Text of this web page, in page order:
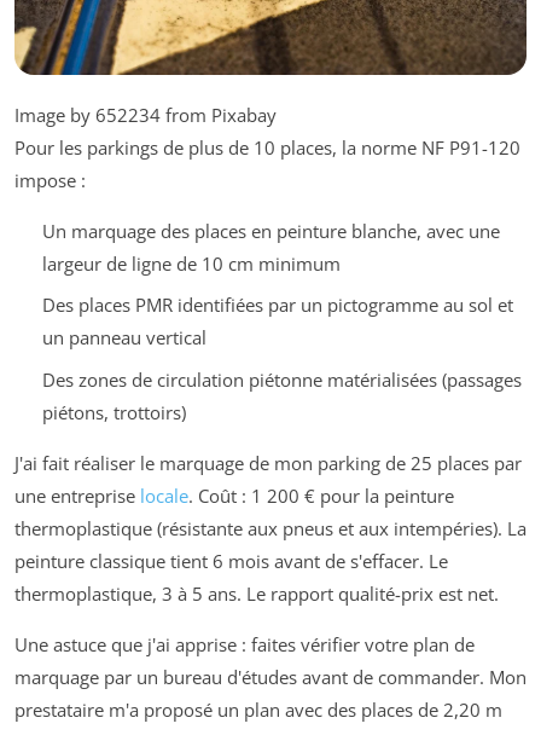
Image by 652234 from Pixabay
Pour les parkings de plus de 10 places, la norme NF P91-120
impose :
Un marquage des places en peinture blanche, avec une
largeur de ligne de 10 cm minimum
Des places PMR identifiées par un pictogramme au sol et
un panneau vertical
Des zones de circulation piétonne matérialisées (passages
piétons, trottoirs)
J'ai fait réaliser le marquage de mon parking de 25 places par
une entreprise locale. Coût : 1 200 € pour la peinture
thermoplastique (résistante aux pneus et aux intempéries). La
peinture classique tient 6 mois avant de s'effacer. Le
thermoplastique, 3 à 5 ans. Le rapport qualité-prix est net.
Une astuce que j'ai apprise : faites vérifier votre plan de
marquage par un bureau d'études avant de commander. Mon
prestataire m'a proposé un plan avec des places de 2,20 m